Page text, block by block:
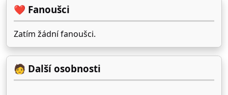
❤️ Fanoušci
Zatím žádní fanoušci.
🧑 Další osobnosti